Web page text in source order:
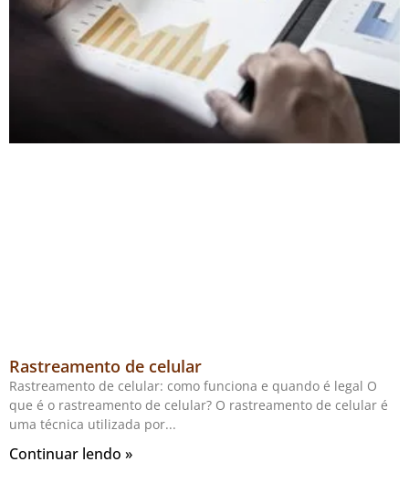
Rastreamento de celular
Rastreamento de celular: como funciona e quando é legal O
que é o rastreamento de celular? O rastreamento de celular é
uma técnica utilizada por
Continuar lendo »